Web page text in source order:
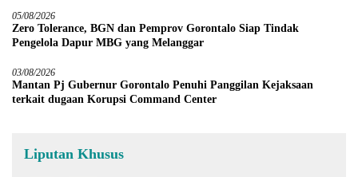
05/08/2026
Zero Tolerance, BGN dan Pemprov Gorontalo Siap Tindak
Pengelola Dapur MBG yang Melanggar
03/08/2026
Mantan Pj Gubernur Gorontalo Penuhi Panggilan Kejaksaan
terkait dugaan Korupsi Command Center
Liputan Khusus